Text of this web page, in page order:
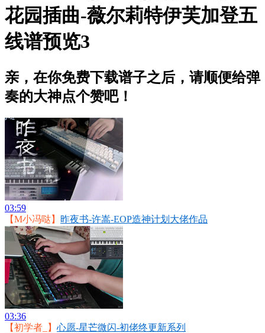
花园插曲-薇尔莉特伊芙加登五
线谱预览3
亲，在你免费下载谱子之后，请顺便给弹
奏的大神点个赞吧！
03:59
【M小冯哒】 昨夜书-许嵩-EOP造神计划大佬作品
03:36
【初学者_】 心愿-星芒微闪-初佬终更新系列